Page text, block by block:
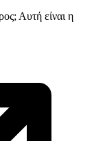
Αυτή είναι η